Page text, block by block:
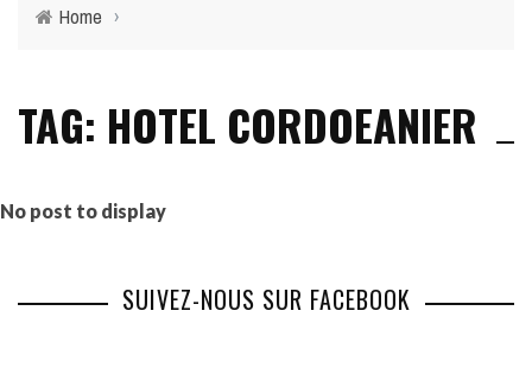
Home ›
TAG: HOTEL CORDOEANIER
No post to display
SUIVEZ-NOUS SUR FACEBOOK